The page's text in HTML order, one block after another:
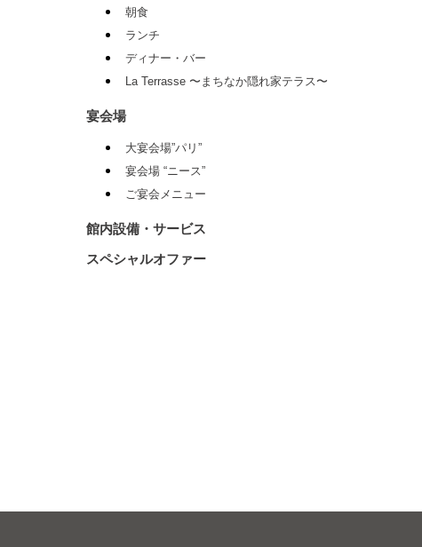
朝食
ランチ
ディナー・バー
La Terrasse 〜まちなか隠れ家テラス〜
宴会場
大宴会場”パリ”
宴会場 “ニース”
ご宴会メニュー
館内設備・サービス
スペシャルオファー